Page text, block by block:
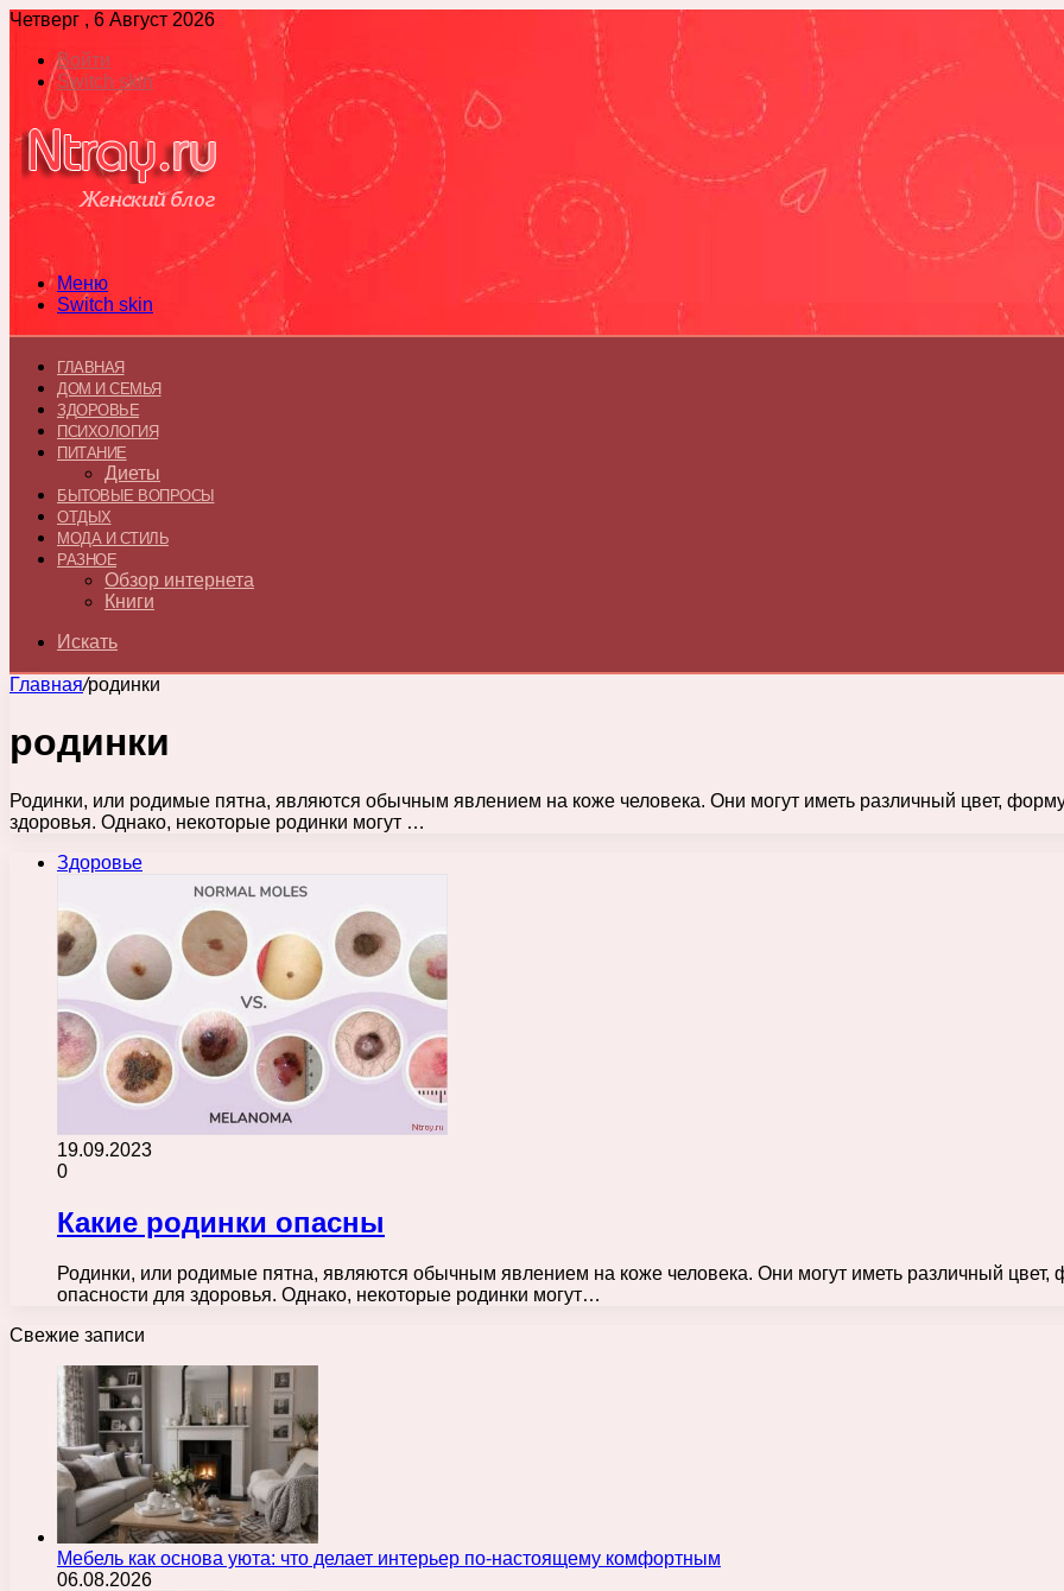
Четверг , 6 Август 2026
Войти
Switch skin
Меню
Switch skin
ГЛАВНАЯ
ДОМ И СЕМЬЯ
ЗДОРОВЬЕ
ПСИХОЛОГИЯ
ПИТАНИЕ
Диеты
БЫТОВЫЕ ВОПРОСЫ
ОТДЫХ
МОДА И СТИЛЬ
РАЗНОЕ
Обзор интернета
Книги
Искать
Главная/родинки
родинки
Родинки, или родимые пятна, являются обычным явлением на коже человека. Они могут иметь различный цвет,
здоровья. Однако, некоторые родинки могут …
Здоровье
19.09.2023
0
Какие родинки опасны
Родинки, или родимые пятна, являются обычным явлением на коже человека. Они могут иметь различный цвет,
опасности для здоровья. Однако, некоторые родинки могут…
Свежие записи
Мебель как основа уюта: что делает интерьер по-настоящему комфортным
06.08.2026